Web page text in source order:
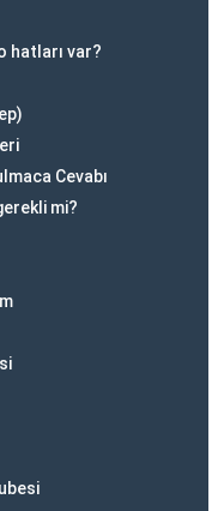
hatları var?
Cevabı
mi?